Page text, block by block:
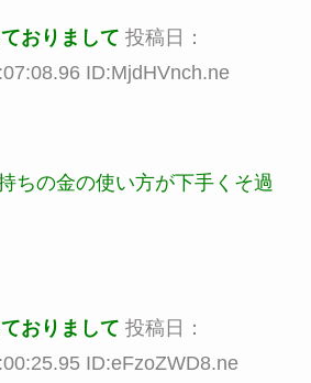
おりまして 投稿日：
ID:MjdHVnch.ne
ちの金の使い方が下手くそ過
おりまして 投稿日：
ID:eFzoZWD8.ne